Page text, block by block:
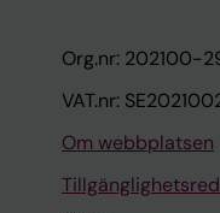
Org.nr: 202100-
VAT.nr:
Om webbplatsen